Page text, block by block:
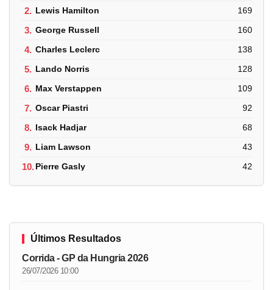
2. Lewis Hamilton 169
3. George Russell 160
4. Charles Leclerc 138
5. Lando Norris 128
6. Max Verstappen 109
7. Oscar Piastri 92
8. Isack Hadjar 68
9. Liam Lawson 43
10.Pierre Gasly 42
Últimos Resultados
Corrida - GP da Hungria 2026
26/07/2026 10:00